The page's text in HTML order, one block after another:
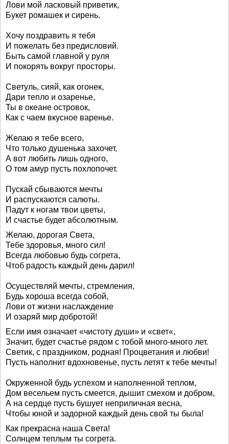
Лови мой ласковый приветик,
Букет ромашек и сирень.
Хочу поздравить я тебя
И пожелать без предисловий.
Быть самой главной у руля
И покорять вокруг просторы.
Светуль, сияй, как огонек,
Дари тепло и озаренье,
Ты в океане островок,
Как с чаем вкусное варенье.
Желаю я тебе всего,
Что только душенька захочет,
А вот любить лишь одного,
О том амур пусть похлопочет.
Пускай сбываются мечты
И распускаются салюты.
Падут к ногам твои цветы,
И счастье будет абсолютным.
Желаю, дорогая Света,
Тебе здоровья, много сил!
Всегда любовью будь согрета,
Чтоб радость каждый день дарил!
Осуществляй мечты, стремления,
Будь хороша всегда собой,
Лови от жизни наслаждение
И озаряй мир добротой!
Если имя означает «чистоту души» и «свет«,
Значит, будет счастье рядом с тобой много-много лет.
Светик, с праздником, родная! Процветания и любви!
Пусть наполнит вдохновенье, пусть летят к тебе мечты!
Окруженной будь успехом и наполненной теплом,
Дом весельем пусть смеется, дышит смехом и добром,
А на сердце пусть бушует неприличная весна,
Чтобы юной и задорной каждый день свой ты была!
Как прекрасна наша Света!
Солнцем теплым ты согрета.